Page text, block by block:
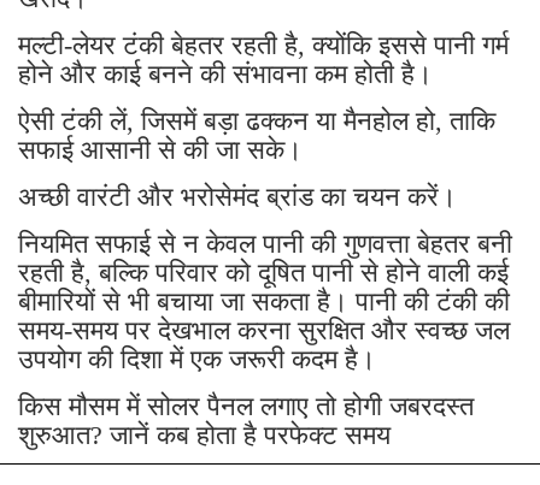
मल्टी-लेयर टंकी बेहतर रहती है, क्योंकि इससे पानी गर्म
होने और काई बनने की संभावना कम होती है।
ऐसी टंकी लें, जिसमें बड़ा ढक्कन या मैनहोल हो, ताकि
सफाई आसानी से की जा सके।
अच्छी वारंटी और भरोसेमंद ब्रांड का चयन करें।
नियमित सफाई से न केवल पानी की गुणवत्ता बेहतर बनी
रहती है, बल्कि परिवार को दूषित पानी से होने वाली कई
बीमारियों से भी बचाया जा सकता है। पानी की टंकी की
समय-समय पर देखभाल करना सुरक्षित और स्वच्छ जल
उपयोग की दिशा में एक जरूरी कदम है।
किस मौसम में सोलर पैनल लगाए तो होगी जबरदस्त
शुरुआत? जानें कब होता है परफेक्ट समय